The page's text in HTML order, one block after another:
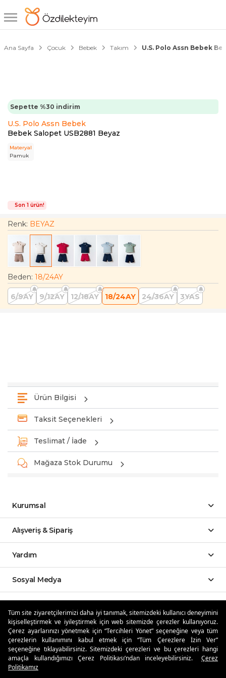
Tüm site ziyaretçilerimizi daha iyi tanımak, sitemizdeki kullanıcı deneyimini
kişiselleştirmek ve iyileştirmek için web sitemizde çerezler kullanıyoruz.
Çerez ayarlarınızı yönetmek için “Tercihleri Yönet” seçeneğine veya tüm
çerezlerin kullanımını kabul etmek için “Tüm Çerezlere İzin Ver”
seçeneğine tıklayabilirsiniz. Sitemizdeki çerezleri ve bu çerezleri hangi
amaçla kullandığımızı Çerez Politikası’ndan inceleyebilirsiniz.
Çerez
Politikamız
Ana Sayfa Çocuk Bebek Takım U.S. Polo Assn Bebek
Sepette %30 indirim
U.S. Polo Assn Bebek
Bebek Salopet USB2881 Beyaz
Materyal
Pamuk
1/5
Son 1 ürün!
Renk: BEYAZ
Beden: 18/24AY
6/9AY 9/12AY 12/18AY 18/24AY 24/36AY 3YAS
Ürün Bilgisi
Taksit Seçenekleri
Teslimat / İade
Mağaza Stok Durumu
Kurumsal
Alışveriş & Sipariş
Yardım
Sosyal Medya
Özdilekteyim'de Taksit Avantajları
Güvenli Alışveriş